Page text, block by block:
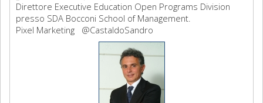
Direttore Executive Education Open Programs Division
presso SDA Bocconi School of Management.
Pixel Marketing @CastaldoSandro